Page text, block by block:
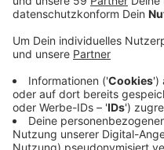
Die bisherige
ist zu klein geworden. In